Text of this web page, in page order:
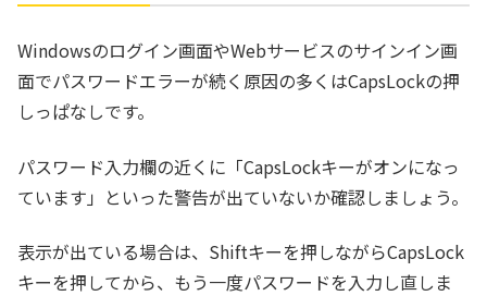
Windowsのログイン画面やWebサービスのサインイン画
面でパスワードエラーが続く原因の多くはCapsLockの押
しっぱなしです。
パスワード入力欄の近くに「CapsLockキーがオンになっ
ています」といった警告が出ていないか確認しましょう。
表示が出ている場合は、Shiftキーを押しながらCapsLock
キーを押してから、もう一度パスワードを入力し直しま